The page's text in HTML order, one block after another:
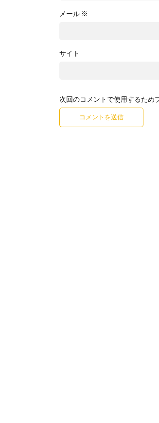
メール ※
サイト
次回のコメントで使用するため